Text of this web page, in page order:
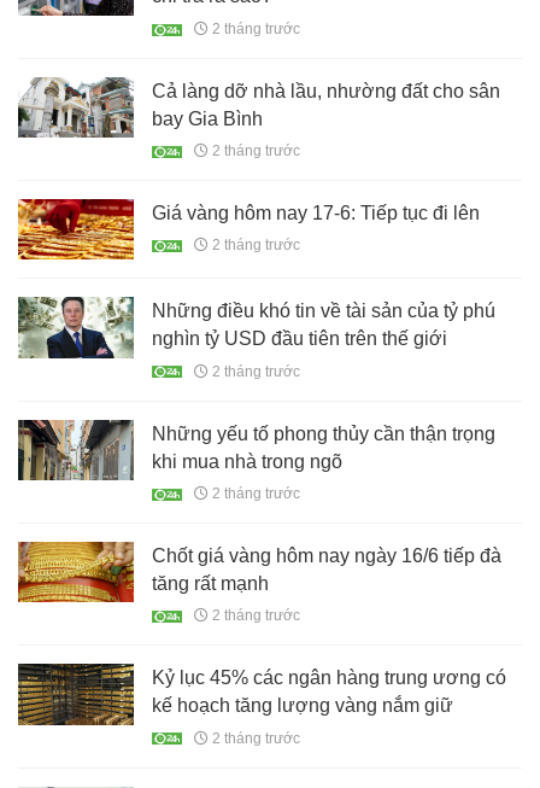
2 tháng trước
Cả làng dỡ nhà lầu, nhường đất cho sân
bay Gia Bình
2 tháng trước
Giá vàng hôm nay 17-6: Tiếp tục đi lên
2 tháng trước
Những điều khó tin về tài sản của tỷ phú
nghìn tỷ USD đầu tiên trên thế giới
2 tháng trước
Những yếu tố phong thủy cần thận trọng
khi mua nhà trong ngõ
2 tháng trước
Chốt giá vàng hôm nay ngày 16/6 tiếp đà
tăng rất mạnh
2 tháng trước
Kỷ lục 45% các ngân hàng trung ương có
kế hoạch tăng lượng vàng nắm giữ
2 tháng trước